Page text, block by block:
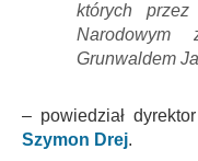
których
Narodowym
Grunwaldem
– powiedział
Szymon Drej.